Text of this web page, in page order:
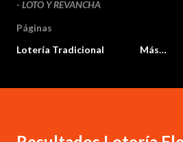
- LOTO Y REVANCHA
Páginas
Lotería Tradicional
Más…